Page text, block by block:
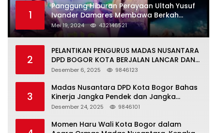
1
Panggung Hiburan Perayaan Ultah Yusuf
Ivander Damares Membawa Berkah
Warga Kejapanan
Mei 19, 2024 432146521
2
PELANTIKAN PENGURUS MADAS NUSANTARA
DPD BOGOR KOTA BERJALAN LANCAR DAN
KHIDMAT
Desember 6, 2025 9846123
3
Madas Nusantara DPD Kota Bogor Bahas
Kinerja Jangka Pendek dan Jangka
Panjang
Desember 24, 2025 9846101
Momen Haru Wali Kota Bogor dalam